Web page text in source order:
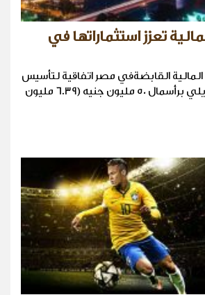
تعزز استثماراتها في
القابضةفي مصر اتفاقية لتأسيس
شركة للتأجير التمويلي برأسمال 50 مليون جنيه (6.39 مليون